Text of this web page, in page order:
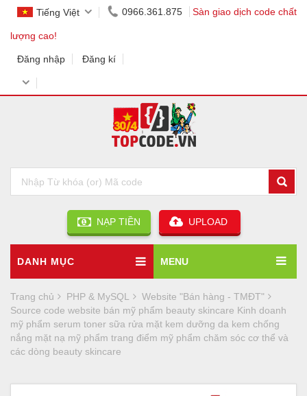
Tiếng Việt 0966.361.875 Sàn giao dịch code chất
lượng cao!
Đăng nhập Đăng kí
NẠP TIỀN UPLOAD
DANH MỤC MENU
Trang chủ PHP & MySQL
Website "Bán hàng - TMĐT"
Source code website bán mỹ phẩm beauty skincare Kinh doanh
mỹ phẩm serum toner sữa rửa mặt kem dưỡng da kem chống
nắng mặt nạ mỹ phẩm trang điểm mỹ phẩm chăm sóc cơ thể và
các dòng beauty skincare